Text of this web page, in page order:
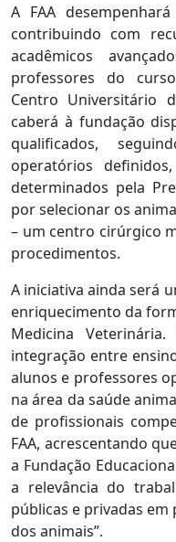
A FAA
contribuindo com
acadêmicos
professores do
Centro Universitário
caberá à fundação
qualificados,
operatórios
determinados pela
por selecionar os
– um centro cirúrgico
procedimentos.
A iniciativa ainda será
enriquecimento da
Medicina
integração entre
alunos e professores
na área da saúde
de profissionais
FAA, acrescentando
a Fundação
a relevância do
públicas e privadas
dos animais”.